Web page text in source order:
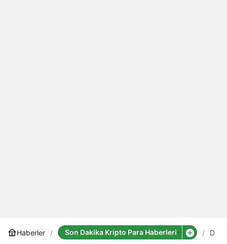
Haberler Son Dakika Kripto Para Haberleri